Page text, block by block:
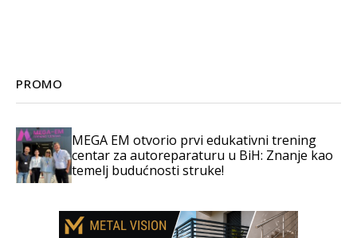
PROMO
MEGA EM otvorio prvi edukativni trening
centar za autoreparaturu u BiH: Znanje kao
temelj budućnosti struke!